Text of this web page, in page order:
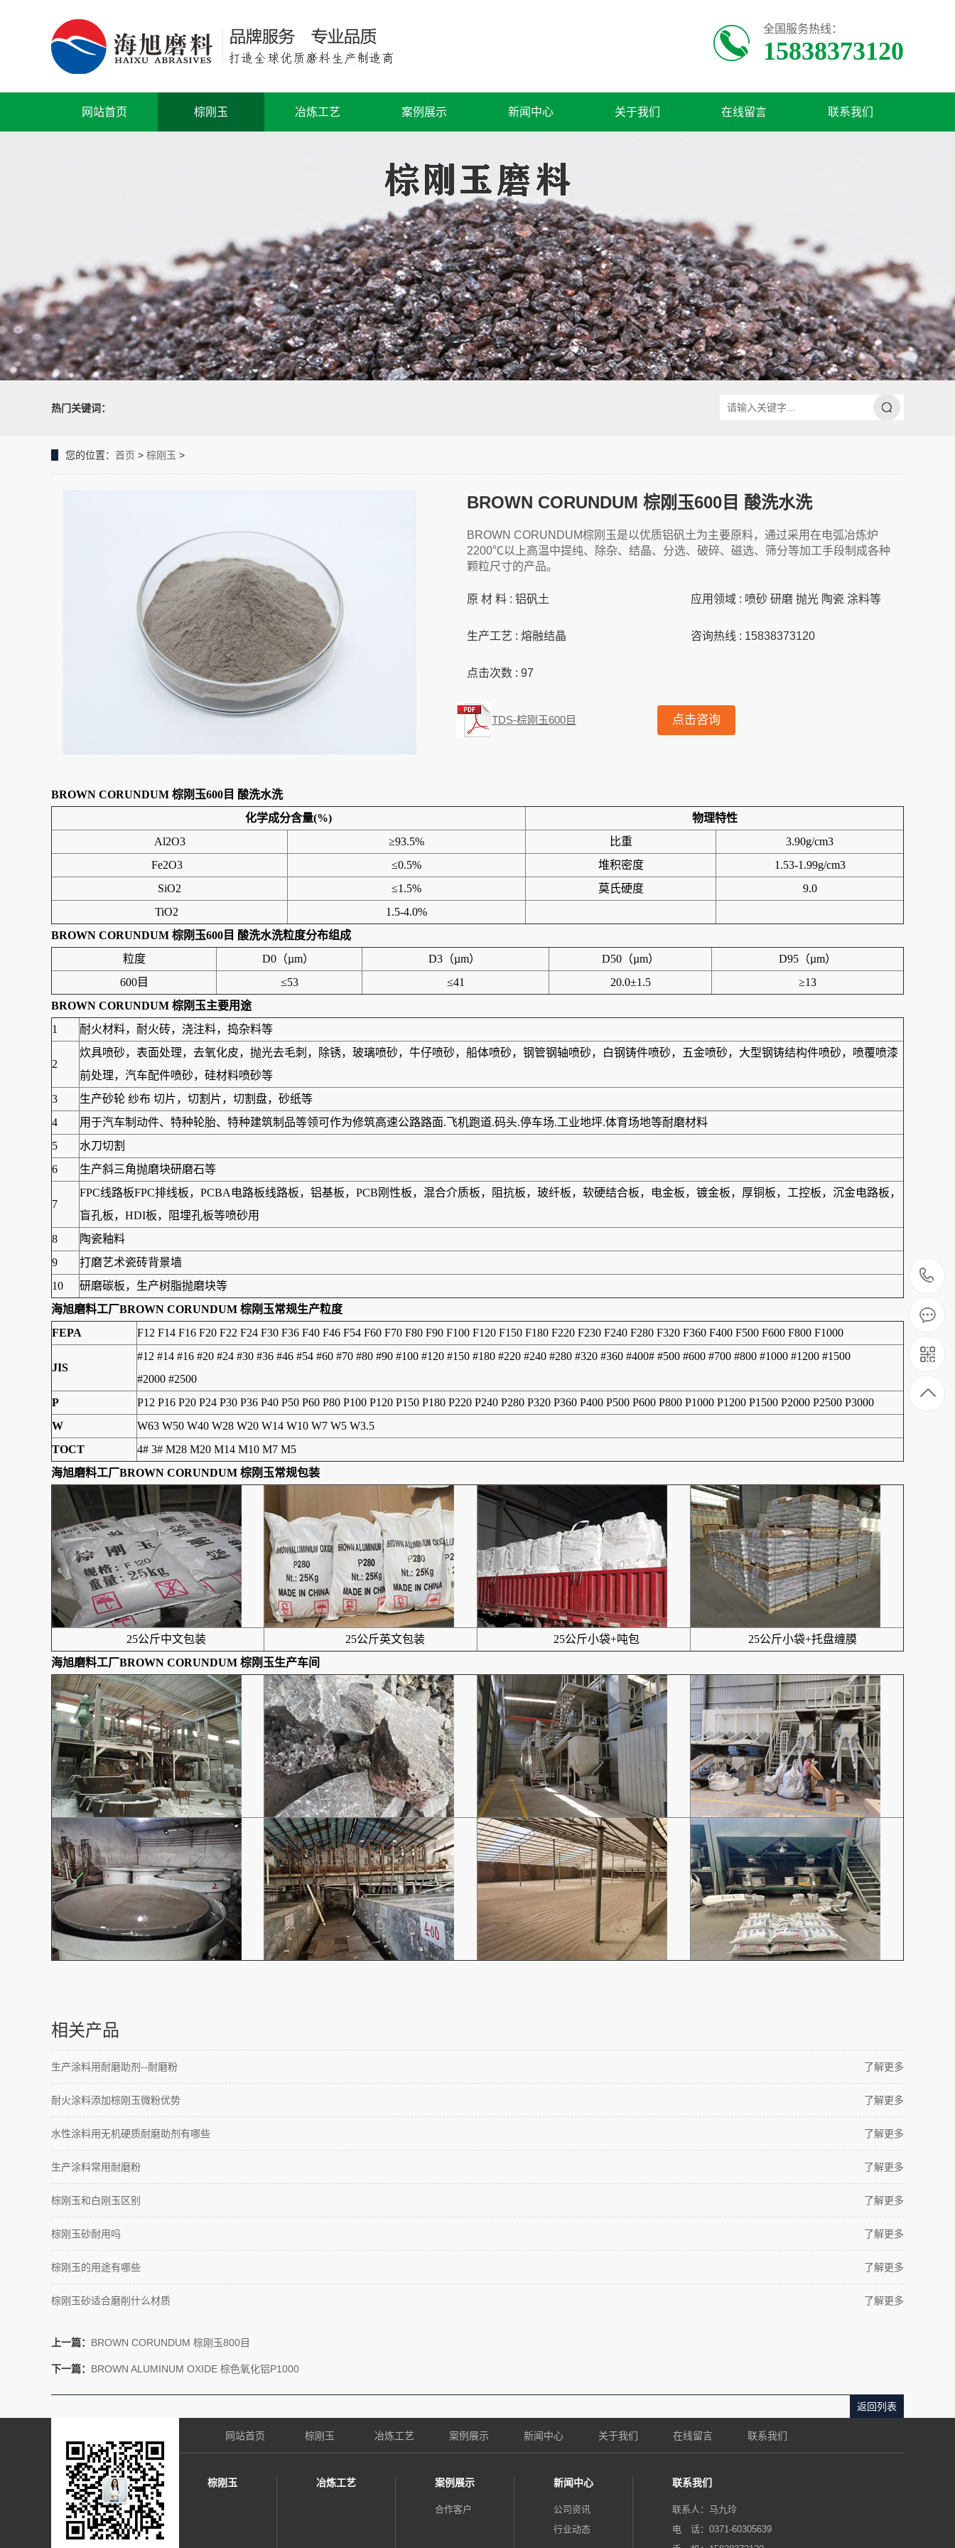
全国服务热线：
15838373120
网站首页 棕刚玉 冶炼工艺 案例展示 新闻中心 关于我们 在线留言 联系我们
热门关键词：
您的位置： 首页 > 棕刚玉 >
BROWN CORUNDUM 棕刚玉600目 酸洗水洗
BROWN CORUNDUM棕刚玉是以优质铝矾土为主要原料，通过采用在电弧冶炼炉
2200℃以上高温中提纯、除杂、结晶、分选、破碎、磁选、筛分等加工手段制成各种
颗粒尺寸的产品。
原 材 料 : 铝矾土 应用领域 : 喷砂 研磨 抛光 陶瓷 涂料等
生产工艺 : 熔融结晶 咨询热线 : 15838373120
点击次数 : 97
TDS-棕刚玉600目 点击咨询
BROWN CORUNDUM 棕刚玉600目 酸洗水洗
化学成分含量(%)
物理特性
Al2O3
≥93.5% 比重
3.90g/cm3
Fe2O3
≤0.5% 堆积密度
1.53-1.99g/cm3
SiO2
≤1.5% 莫氏硬度
9.0
TiO2
1.5-4.0%
BROWN CORUNDUM 棕刚玉600目 酸洗水洗粒度分布组成
粒度
D0（µm） D3（µm） D50（µm）
D95（µm）
600目
≤53 ≤41 20.0±1.5
≥13
BROWN CORUNDUM 棕刚玉主要用途
1
耐火材料，耐火砖，浇注料，捣杂料等
2
炊具喷砂，表面处理，去氧化皮，抛光去毛刺，除锈，玻璃喷砂，牛仔喷砂，船体喷砂，钢管钢轴喷砂，白钢铸件喷砂，五金喷砂，大型钢铸结构件喷砂，喷覆喷漆
前处理，汽车配件喷砂，硅材料喷砂等
3
生产砂轮 纱布 切片，切割片，切割盘，砂纸等
4
用于汽车制动件、特种轮胎、特种建筑制品等领可作为修筑高速公路路面.飞机跑道.码头.停车场.工业地坪.体育场地等耐磨材料
5
水刀切割
6
生产斜三角抛磨块研磨石等
7
FPC线路板FPC排线板，PCBA电路板线路板，铝基板，PCB刚性板，混合介质板，阻抗板，玻纤板，软硬结合板，电金板，镀金板，厚铜板，工控板，沉金电路板，
盲孔板，HDI板，阻埋孔板等喷砂用
8
陶瓷釉料
9
打磨艺术瓷砖背景墙
10
研磨碳板，生产树脂抛磨块等
海旭磨料工厂BROWN CORUNDUM 棕刚玉常规生产粒度
FEPA
F12 F14 F16 F20 F22 F24 F30 F36 F40 F46 F54 F60 F70 F80 F90 F100 F120 F150 F180 F220 F230 F240 F280 F320 F360 F400 F500 F600 F800 F1000
JIS
#12 #14 #16 #20 #24 #30 #36 #46 #54 #60 #70 #80 #90 #100 #120 #150 #180 #220 #240 #280 #320 #360 #400# #500 #600 #700 #800 #1000 #1200 #1500
#2000 #2500
P
P12 P16 P20 P24 P30 P36 P40 P50 P60 P80 P100 P120 P150 P180 P220 P240 P280 P320 P360 P400 P500 P600 P800 P1000 P1200 P1500 P2000 P2500 P3000
W
W63 W50 W40 W28 W20 W14 W10 W7 W5 W3.5
TOCT
4# 3# M28 M20 M14 M10 M7 M5
海旭磨料工厂BROWN CORUNDUM 棕刚玉常规包装
25公斤中文包装 25公斤英文包装 25公斤小袋+吨包
25公斤小袋+托盘缠膜
海旭磨料工厂BROWN CORUNDUM 棕刚玉生产车间
相关产品
了解更多
生产涂料用耐磨助剂--耐磨粉
了解更多
耐火涂料添加棕刚玉微粉优势
了解更多
水性涂料用无机硬质耐磨助剂有哪些
了解更多
生产涂料常用耐磨粉
了解更多
棕刚玉和白刚玉区别
了解更多
棕刚玉砂耐用吗
了解更多
棕刚玉的用途有哪些
了解更多
棕刚玉砂适合磨削什么材质
上一篇： BROWN CORUNDUM 棕刚玉800目
下一篇： BROWN ALUMINUM OXIDE 棕色氧化铝P1000
返回列表
网站首页 棕刚玉 冶炼工艺 案例展示 新闻中心 关于我们 在线留言 联系我们
棕刚玉 冶炼工艺 案例展示
合作客户
新闻中心
公司资讯
行业动态
联系我们
联系人：马九玲
电 话：0371-60305639